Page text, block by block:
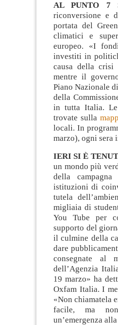
AL PUNTO 7
riconversione e
portata del
climatici e
europeo. «I
investiti in
causa della crisi
mentre il
Piano Nazionale
della
in tutta Italia. Le
trovate sulla
locali. In
marzo), ogni sera
IERI SI È
un mondo più
della campagna
istituzioni di
tutela
migliaia di
You Tube per
supporto del
il culmine della
dare
consegnate al
dell’Agenzia
19 marzo» ha
Oxfam Italia. I
«Non chiamatela
facile, ma
un’emergenza